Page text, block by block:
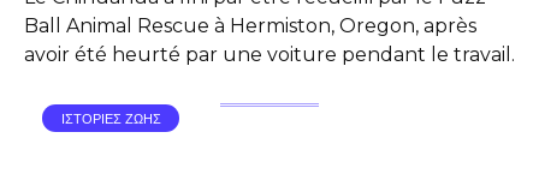
Ball Animal Rescue à Hermiston, Oregon, après
avoir été heurté par une voiture pendant le travail.
ΙΣΤΟΡΙΕΣ ΖΩΗΣ